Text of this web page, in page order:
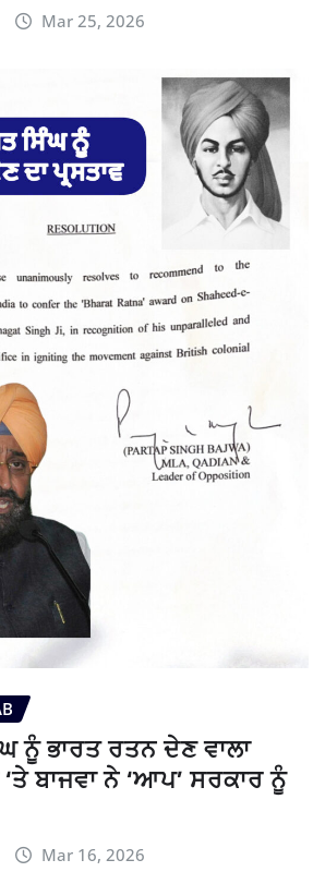
Mar 25, 2026
ਨੂੰ ਭਾਰਤ ਰਤਨ ਦੇਣ ਵਾਲਾ
ਬਾਜਵਾ ਨੇ ‘ਆਪ’ ਸਰਕਾਰ ਨੂੰ
Mar 16, 2026